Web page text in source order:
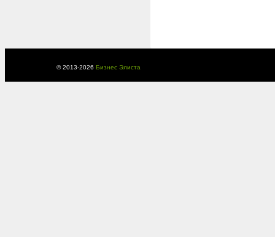
© 2013-2026 Бизнес Элиста